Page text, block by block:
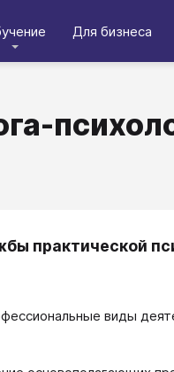
Для бизнеса
практической
виды